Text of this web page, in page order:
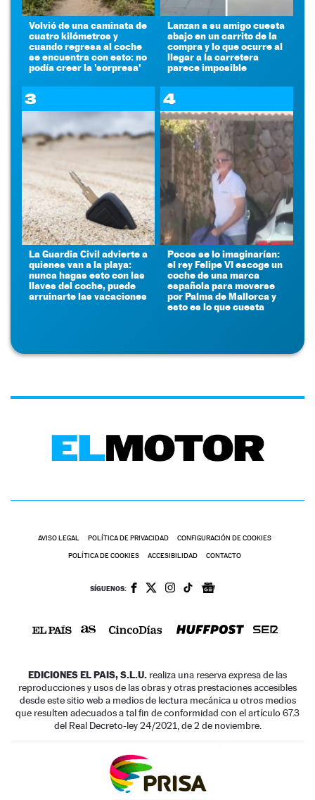
Volvió de una caminata de
cuatro kilómetros y
cuando regresa al coche
se encuentra con esto: no
podía creer la 'sorpresa'
Lanzan a su amigo cuesta
abajo en un carrito de la
compra y lo que ocurre al
llegar a la carretera
parece imposible
3
La Guardia Civil advierte a
quienes van a la playa:
nunca hagas esto con las
llaves del coche, puede
arruinarte las vacaciones
4
Pocos se lo imaginarían:
el rey Felipe VI escoge un
coche de una marca
española para moverse
por Palma de Mallorca y
esto es lo que cuesta
AVISO LEGAL POLÍTICA DE PRIVACIDAD CONFIGURACIÓN DE COOKIES
POLÍTICA DE COOKIES ACCESIBILIDAD CONTACTO
SÍGUENOS:
EDICIONES EL PAIS, S.L.U. realiza una reserva expresa de las
reproducciones y usos de las obras y otras prestaciones accesibles
desde este sitio web a medios de lectura mecánica u otros medios
que resulten adecuados a tal fin de conformidad con el artículo 67.3
del Real Decreto-ley 24/2021, de 2 de noviembre.